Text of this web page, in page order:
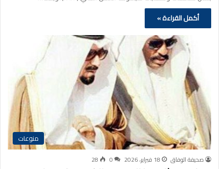
أكمل القراءة »
منوعات
صحيفة الوفاق 18 فبراير، 2026 0
28